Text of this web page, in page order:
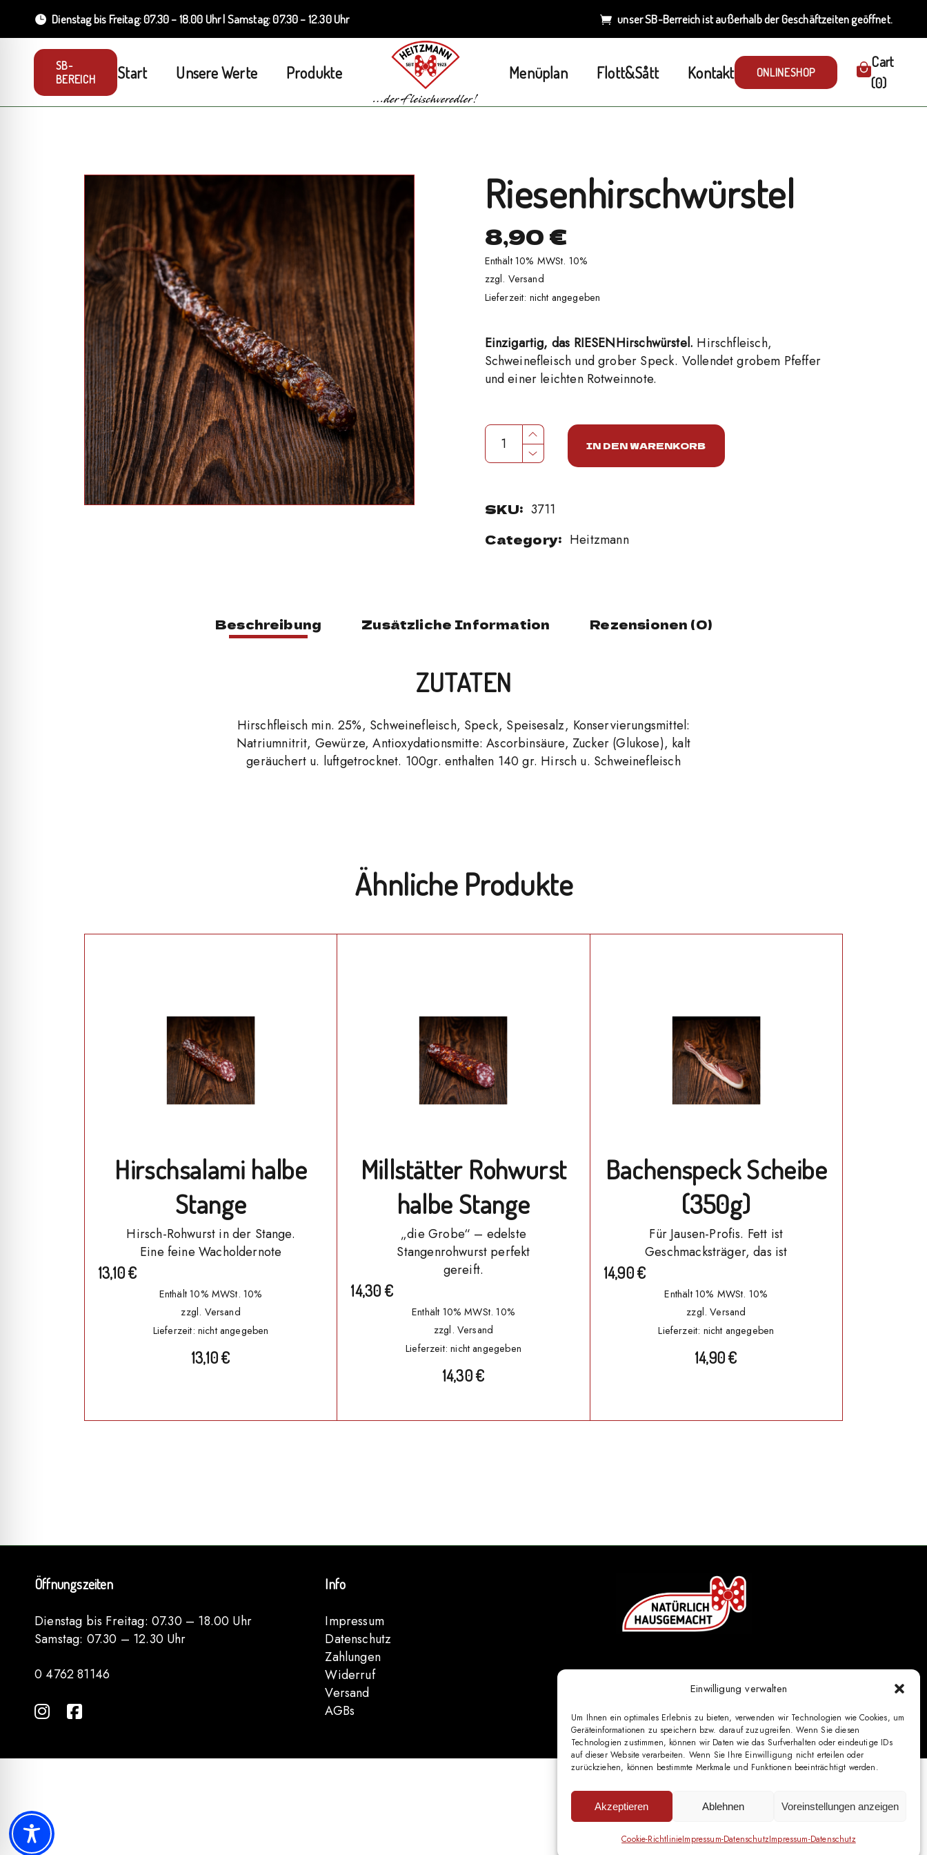
Einwilligung verwalten
Um Ihnen ein optimales Erlebnis zu bieten, verwenden wir Technologien wie Cookies, um
Geräteinformationen zu speichern bzw. darauf zuzugreifen. Wenn Sie diesen
Technologien zustimmen, können wir Daten wie das Surfverhalten oder eindeutige IDs
auf dieser Website verarbeiten. Wenn Sie Ihre Einwilligung nicht erteilen oder
zurückziehen, können bestimmte Merkmale und Funktionen beeinträchtigt werden.
Akzeptieren Ablehnen Voreinstellungen anzeigen
Cookie-RichtlinieImpressum-DatenschutzImpressum-Datenschutz
content
Dienstag bis Freitag: 07.30 – 18.00 Uhr | Samstag: 07.30 – 12.30 Uhr unser SB-Berreich ist außerhalb der Geschäftzeiten geöffnet.
SB-
BEREICH
Start Unsere Werte Produkte Menüplan Flott&Sått Kontakt ONLINESHOP
Cart
(0)
Home Shop Heitzmann Riesenhirschwürstel
Riesenhirschwürstel
8,90 €
Enthält 10% MWSt. 10%
zzgl. Versand
Lieferzeit: nicht angegeben
Einzigartig, das RIESENHirschwürstel. Hirschfleisch,
Schweinefleisch und grober Speck. Vollendet grobem Pfeffer
und einer leichten Rotweinnote.
Riesenhirschwürstel quantity
IN DEN WARENKORB
SKU: 3711
Category: Heitzmann
Beschreibung Zusätzliche Information Rezensionen (0)
ZUTATEN
Hirschfleisch min. 25%, Schweinefleisch, Speck, Speisesalz, Konservierungsmittel:
Natriumnitrit, Gewürze, Antioxydationsmitte: Ascorbinsäure, Zucker (Glukose), kalt
geräuchert u. luftgetrocknet. 100gr. enthalten 140 gr. Hirsch u. Schweinefleisch
Ähnliche Produkte
Hirschsalami halbe
Stange
Hirsch-Rohwurst in der Stange.
Eine feine Wacholdernote
13,10€
Enthält 10% MWSt. 10%
zzgl. Versand
Lieferzeit: nicht angegeben
13,10€
Millstätter Rohwurst
halbe Stange
„die Grobe“ – edelste
Stangenrohwurst perfekt
gereift.
14,30€
Enthält 10% MWSt. 10%
zzgl. Versand
Lieferzeit: nicht angegeben
14,30€
Bachenspeck Scheibe
(350g)
Für Jausen-Profis. Fett ist
Geschmacksträger, das ist
14,90€
Enthält 10% MWSt. 10%
zzgl.Versand
Lieferzeit: nicht angegeben
14,90€
Öffnungszeiten
Dienstag bis Freitag: 07.30 – 18.00 Uhr
Samstag: 07.30 – 12.30 Uhr
0 4762 81146
Info
Impressum
Datenschutz
Zahlungen
Widerruf
Versand
AGBs
© 2025 Heitzmann